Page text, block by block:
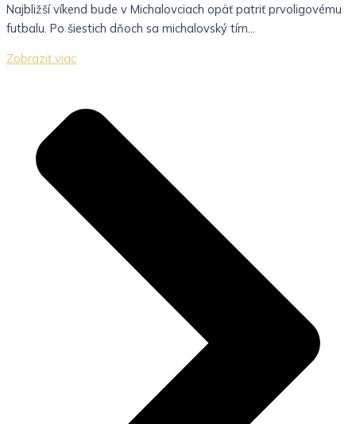
Najbližší víkend bude v Michalovciach opäť patriť prvoligovému
futbalu. Po šiestich dňoch sa michalovský tím...
Zobraziť viac